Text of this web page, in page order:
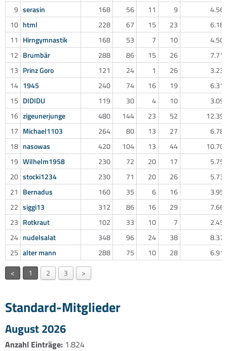
9 serasin 168 56 11 9
10 html 228 67 15 23
11 Hirngymnastik 168 53 7 10
12 Brumbär 288 86 15 26
13 Prinz Goro 121 24 1 26
14 1945 240 74 16 19
15 DIDIDU 119 30 4 10
16 zigeunerjunge 480 144 23 52
17 Michael1103 264 80 13 27
18 nasowas 420 104 13 44
19 Wilhelm1958 230 72 20 17
20 stocki1234 230 71 20 26
21 Bernadus 160 35 6 16
22 siggi13 312 86 16 29
23 Rotkraut 102 33 10 7
24 nudelsalat 348 96 24 38
25 alter mann 288 75 10 28
<
1 2 3 >
Standard-Mitglieder
August 2026
Anzahl Einträge: 1.824